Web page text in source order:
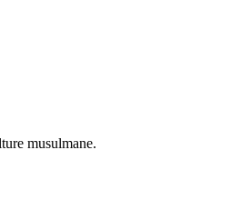
musulmane.